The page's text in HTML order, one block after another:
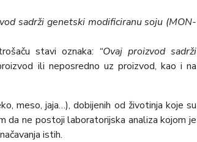
sadrži genetski modificiranu soju (MON-
stavi oznaka: “Ovaj proizvod sadrži
ili neposredno uz proizvod, kao i na
meso, jaja…), dobijenih od životinja koje su
da ne postoji laboratorijska analiza kojom je
istih.